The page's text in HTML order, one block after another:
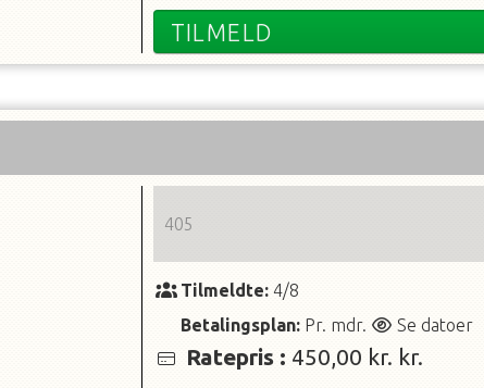
TILMELD
405
Tilmeldte: 4/8
Betalingsplan: Pr. mdr. Se datoer
Ratepris : 450,00 kr. kr.